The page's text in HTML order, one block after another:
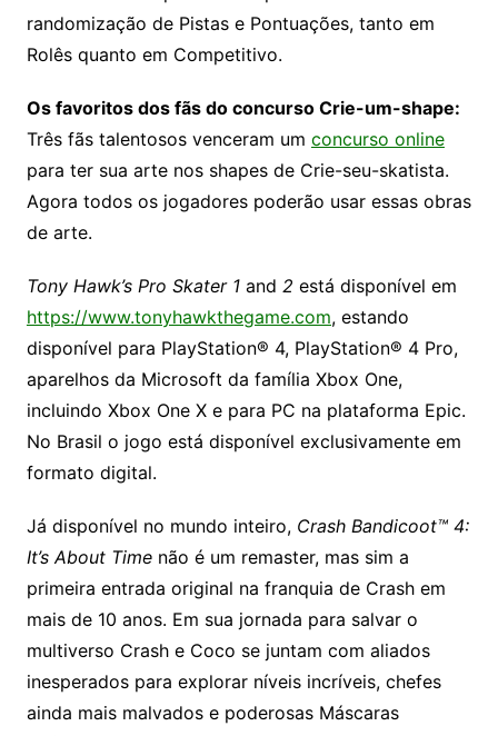
randomização de Pistas e Pontuações, tanto em
Rolês quanto em Competitivo.
Os favoritos dos fãs do concurso Crie-um-shape:
Três fãs talentosos venceram um concurso online
para ter sua arte nos shapes de Crie-seu-skatista.
Agora todos os jogadores poderão usar essas obras
de arte.
Tony Hawk’s Pro Skater 1 and 2 está disponível em
https://www.tonyhawkthegame.com, estando
disponível para PlayStation® 4, PlayStation® 4 Pro,
aparelhos da Microsoft da família Xbox One,
incluindo Xbox One X e para PC na plataforma Epic.
No Brasil o jogo está disponível exclusivamente em
formato digital.
Já disponível no mundo inteiro,Crash Bandicoot™ 4:
It’s About Timenão é um remaster, mas sim a
primeira entrada original na franquia de Crash em
mais de 10 anos. Em sua jornada para salvar o
multiverso Crash e Coco se juntam com aliados
inesperados para explorar níveis incríveis, chefes
ainda mais malvados e poderosas Máscaras